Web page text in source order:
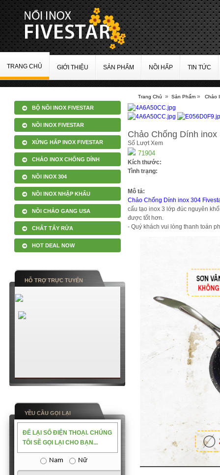
TRANG CHỦ GIỚI THIỆU SẢN PHẨM NỒI HẤP TIN TỨC
BỘ NỒI INOX FIVESTAR
NỒI INOX FIVESTAR
XỬNG HẤP INOX FIVESTAR
CHẢO INOX CHỐNG DÍNH
NỒI INOX 304
NỒI INOX NHẬP KHẨU
NỒI CHẢO GANG USA
CHẤT TẨY RỬA
HOT DEAL NOW
HỖ TRỢ TRỰC TUYẾN
YỀU CẦU GỌI LẠI
ĐỂ LẠI SỐ ĐIỆN THOẠI. CHÚNG
TÔI SẼ GỌI LẠI CHO BẠN...
Nam Nữ
Trang Chủ » Sản Phẩm » Chảo
Chảo Chống Dính
Số Lượt Xem
71904
Kích thước:
Tình trạng:
Mô tả:
Chảo Chống Dính inox 304
cấu tạo inox 3 lớp đúc nguyên
được tốt hơn.
- Quý khách vui lòng thanh toán